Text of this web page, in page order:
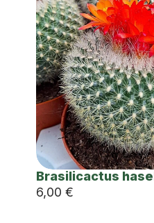
Brasilicactus
6,00 €